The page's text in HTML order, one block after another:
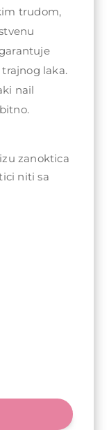
trudom,
laka.
nail
zanoktica
niti sa